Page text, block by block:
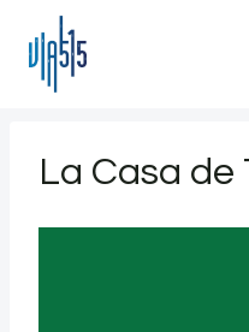
Saltar
contenido
La Casa de